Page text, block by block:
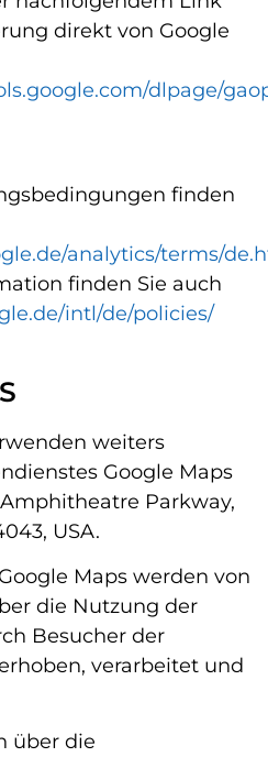
direkt von Google
dlpage/
finden
analytics/terms/
finden Sie auch
intl/de/policies/
weiters
Google Maps
Parkway,
USA.
Maps werden von
die Nutzung der
Besucher der
verarbeitet und
über die